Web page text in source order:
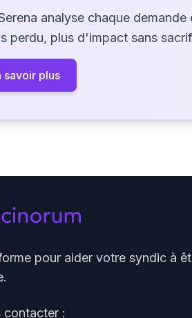
analyse chaque
perdu, plus d'impact sans
savoir plus
pour aider votre syndic à
contacter :